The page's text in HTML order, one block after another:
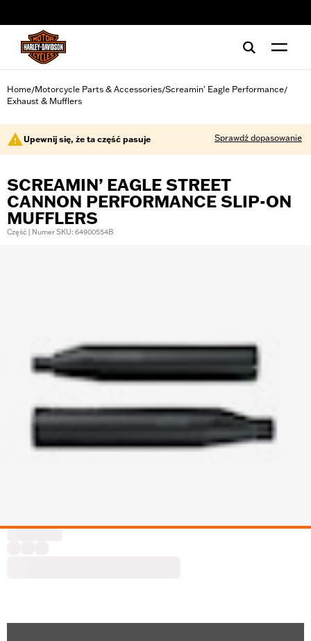
Home/Motorcycle Parts & Accessories/Screamin' Eagle Performance/
Exhaust & Mufflers
Upewnij się, że ta część pasuje Sprawdź dopasowanie
SCREAMIN’ EAGLE STREET
CANNON PERFORMANCE SLIP-ON
MUFFLERS
Część | Numer SKU: 64900554B